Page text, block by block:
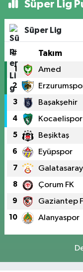
Süper Lig
Süper Lig
# Takım
1 Amed
2
3 Başakşehir
4 Kocaelispor
5 Beşiktaş
6 Eyüpspor
7 Galatasaray
8 Çorum FK
9 Gaziantep
10 Alanyaspor